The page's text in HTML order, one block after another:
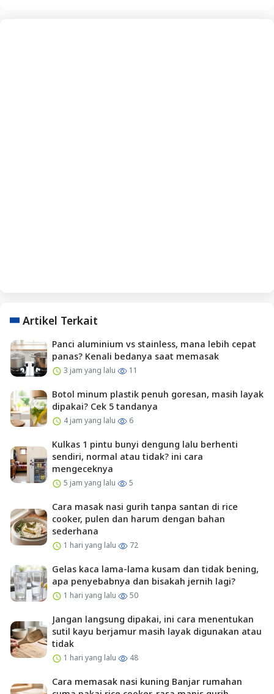
Artikel Terkait
Panci aluminium vs stainless, mana lebih cepat
panas? Kenali bedanya saat memasak
3 jam yang lalu 11
Botol minum plastik penuh goresan, masih layak
dipakai? Cek 5 tandanya
4 jam yang lalu 6
Kulkas 1 pintu bunyi dengung lalu berhenti
sendiri, normal atau tidak? ini cara
mengeceknya
5 jam yang lalu 5
Cara masak nasi gurih tanpa santan di rice
cooker, pulen dan harum dengan bahan
sederhana
1 hari yang lalu 72
Gelas kaca lama-lama kusam dan tidak bening,
apa penyebabnya dan bisakah jernih lagi?
1 hari yang lalu 50
Jangan langsung dipakai, ini cara menentukan
sutil kayu berjamur masih layak digunakan atau
tidak
1 hari yang lalu 48
Cara memasak nasi kuning Banjar rumahan